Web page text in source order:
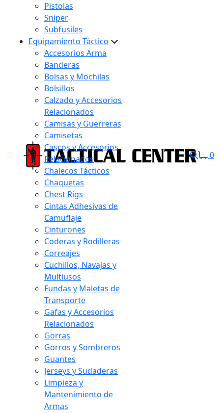
Pistolas
Sniper
Subfusiles
Equipamiento Táctico
Accesorios Arma
Banderas
Bolsas y Mochilas
Bolsillos
Calzado y Accesorios
Relacionados
Camisas y Guerreras
Camisetas
Cascos y Accesorios
Relacionados
Chalecos Tácticos
Chaquetas
Chest Rigs
Cintas Adhesivas de
Camuflaje
Cinturones
Coderas y Rodilleras
Correajes
Cuchillos, Navajas y
Multiusos
Fundas y Maletas de
Transporte
Gafas y Accesorios
Relacionados
Gorras
Gorros y Sombreros
Guantes
Jerseys y Sudaderas
Limpieza y
Mantenimiento de
Armas
0